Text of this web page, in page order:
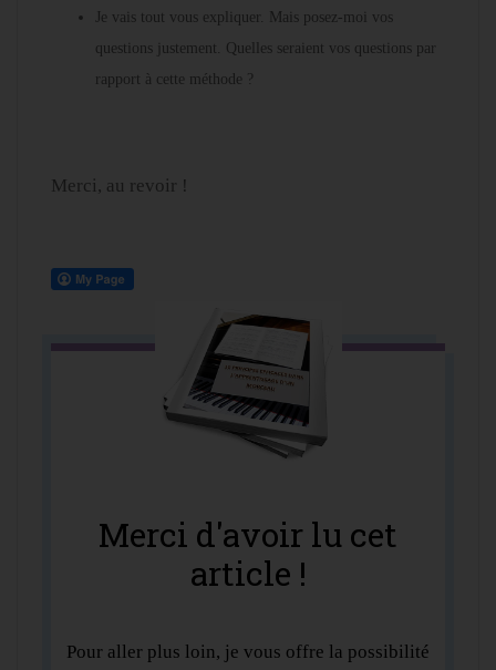
Je vais tout vous expliquer. Mais posez-moi vos
questions justement. Quelles seraient vos questions par
rapport à cette méthode ?
Merci, au revoir !
Merci d'avoir lu cet
article !
Pour aller plus loin, je vous offre la possibilité